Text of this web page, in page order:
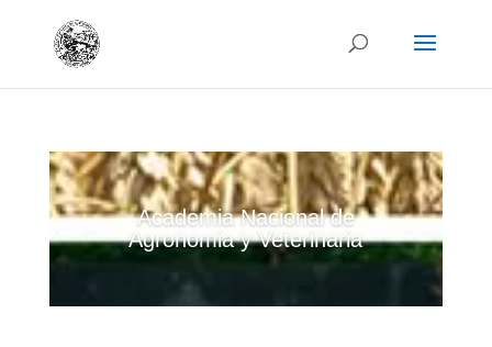
Academia Nacional de
Agronomia y Veterinaria